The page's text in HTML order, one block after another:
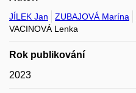
JÍLEK Jan ZUBAJOVÁ Marína
VACINOVÁ Lenka
Rok publikování
2023